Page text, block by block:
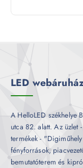
LED
A HelloLED székhelye
utca 82. alatt. Az üzlet
termékek -
fényforrások,
bemutatóterem és